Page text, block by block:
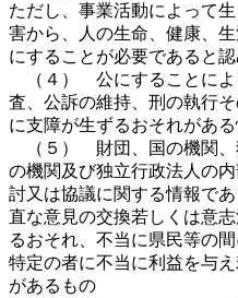
ただし、事業活動によって
害から、人の生命、健康、
にすることが必要であると認
（４） 公にすることによ
査、公訴の維持、刑の執行
に支障が生ずるおそれがある
（５） 財団、国の機関、
の機関及び独立行政法人の
討又は協議に関する情報で
直な意見の交換若しくは意
るおそれ、不当に県民等の
特定の者に不当に利益を与
があるもの